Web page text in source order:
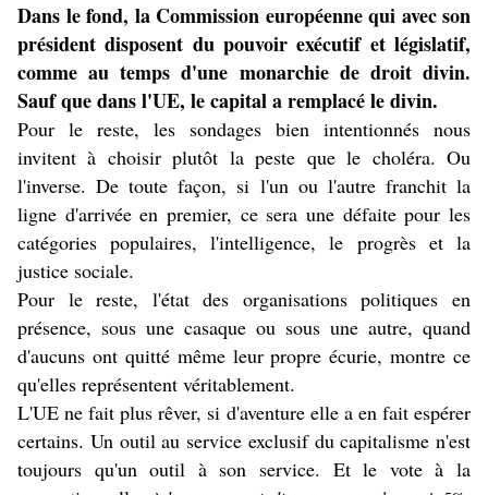
Dans le fond, la Commission européenne qui avec son
président disposent du pouvoir exécutif et législatif,
comme au temps d'une monarchie de droit divin.
Sauf que dans l'UE, le capital a remplacé le divin.
Pour le reste, les sondages bien intentionnés nous
invitent à choisir plutôt la peste que le choléra. Ou
l'inverse. De toute façon, si l'un ou l'autre franchit la
ligne d'arrivée en premier, ce sera une défaite pour les
catégories populaires, l'intelligence, le progrès et la
justice sociale.
Pour le reste, l'état des organisations politiques en
présence, sous une casaque ou sous une autre, quand
d'aucuns ont quitté même leur propre écurie, montre ce
qu'elles représentent véritablement.
L'UE ne fait plus rêver, si d'aventure elle a en fait espérer
certains. Un outil au service exclusif du capitalisme n'est
toujours qu'un outil à son service. Et le vote à la